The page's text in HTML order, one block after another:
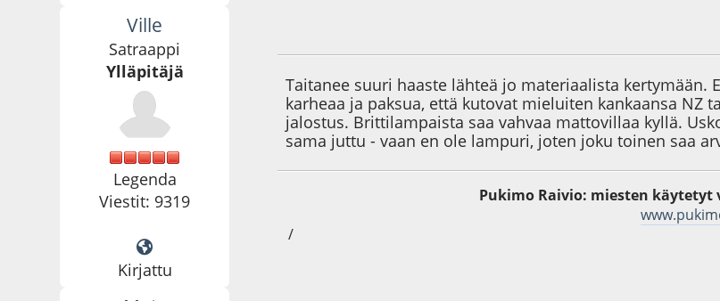
Ville
Satraappi
Ylläpitäjä
Legenda
Viestit: 9319
Kirjattu
Taitanee suuri haaste lähteä jo materiaalista
karheaa ja paksua, että kutovat mieluiten kankaansa NZ
jalostus. Brittilampaista saa vahvaa mattovillaa kyllä.
sama juttu - vaan en ole lampuri, joten joku toinen saa
Pukimo Raivio: miesten
/